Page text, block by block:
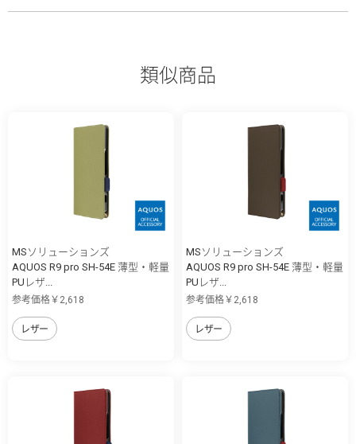
類似商品
MSソリューションズ
AQUOS R9 pro SH-54E 薄型・軽量
PUレザ...
参考価格￥2,618
レザー
MSソリューションズ
AQUOS R9 pro SH-54E 薄型・軽量
PUレザ...
参考価格￥2,618
レザー